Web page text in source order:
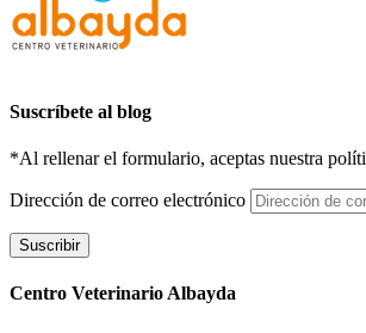
Suscríbete al blog
*Al rellenar el formulario, aceptas nuestra
Dirección de correo electrónico
Suscribir
Centro Veterinario Albayda